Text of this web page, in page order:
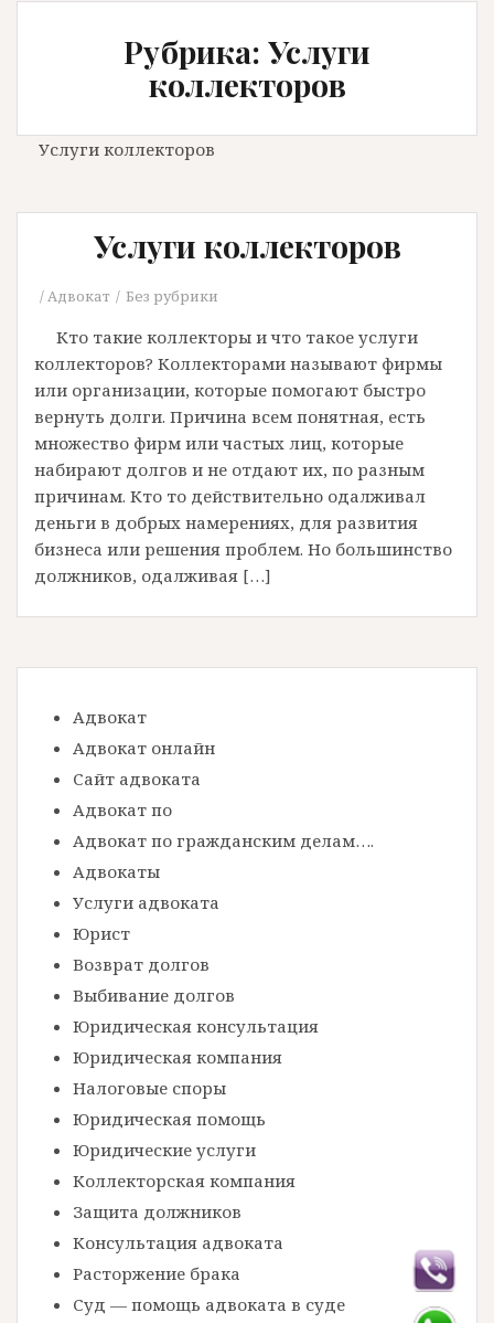
Рубрика: Услуги
коллекторов
Услуги коллекторов
Услуги коллекторов
Адвокат Без рубрики
Кто такие коллекторы и что такое услуги
коллекторов? Коллекторами называют фирмы
или организации, которые помогают быстро
вернуть долги. Причина всем понятная, есть
множество фирм или частых лиц, которые
набирают долгов и не отдают их, по разным
причинам. Кто то действительно одалживал
деньги в добрых намерениях, для развития
бизнеса или решения проблем. Но большинство
должников, одалживая […]
Адвокат
Адвокат онлайн
Сайт адвоката
Адвокат по
Адвокат по гражданским делам….
Адвокаты
Услуги адвоката
Юрист
Возврат долгов
Выбивание долгов
Юридическая консультация
Юридическая компания
Налоговые споры
Юридическая помощь
Юридические услуги
Коллекторская компания
Защита должников
Консультация адвоката
Расторжение брака
Суд — помощь адвоката в суде